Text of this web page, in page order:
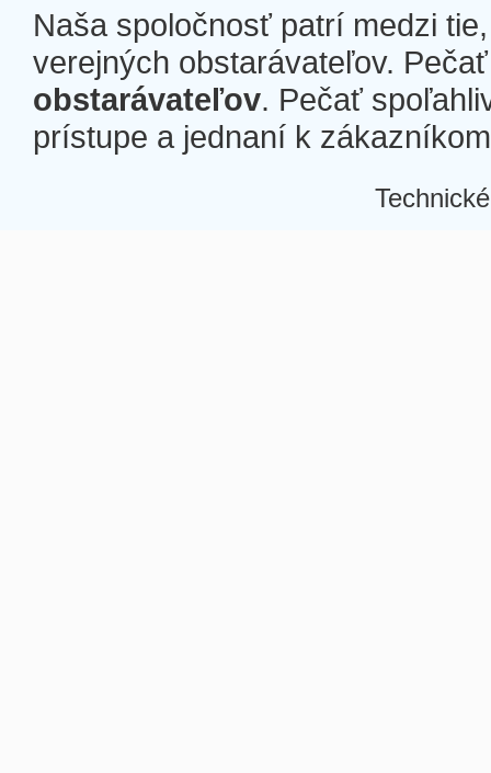
Naša spoločnosť patrí medzi
verejných obstarávateľov.
obstarávateľov. Pečať
prístupe a jednaní k